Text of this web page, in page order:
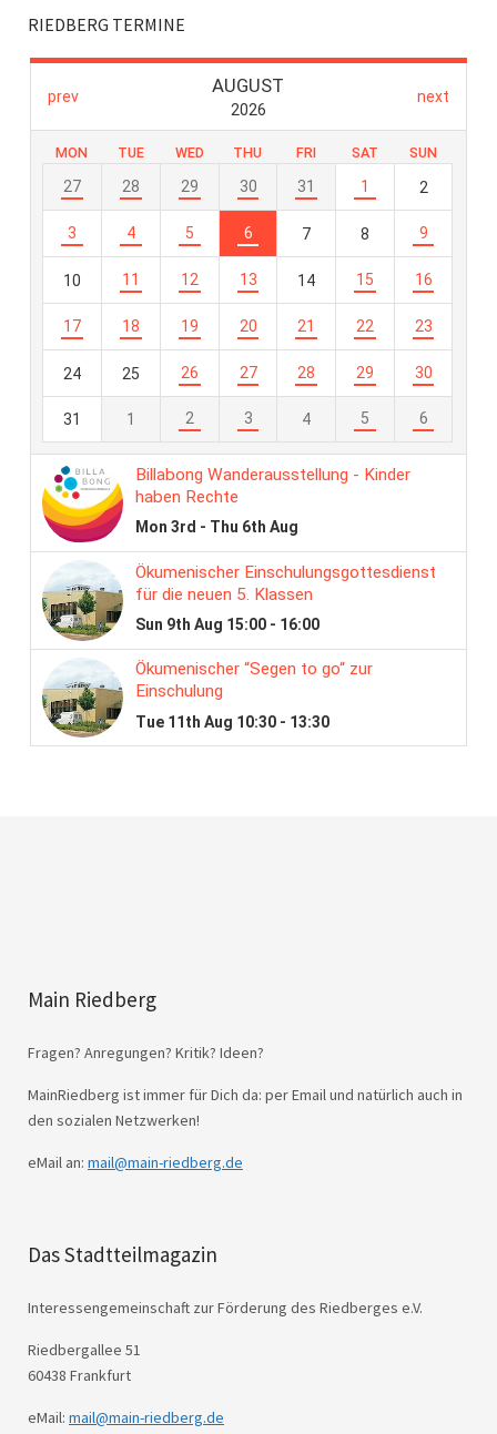
RIEDBERG TERMINE
Main Riedberg
Fragen? Anregungen? Kritik? Ideen?
MainRiedberg ist immer für Dich da: per Email und natürlich auch in
den sozialen Netzwerken!
eMail an: mail@main-riedberg.de
Das Stadtteilmagazin
Interessengemeinschaft zur Förderung des Riedberges e.V.
Riedbergallee 51
60438 Frankfurt
eMail: mail@main-riedberg.de